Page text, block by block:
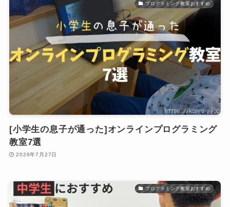
プログラミング教室おすすめ
[小学生の息子が通った]オンラインプログラミング
教室7選
2026年7月27日
プログラミング教室おすすめ